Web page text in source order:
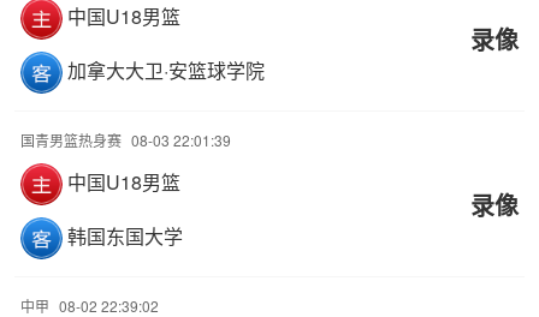
中国U18男篮
加拿大大卫·安篮球学院
录像
国青男篮热身赛 08-03 22:01:39
中国U18男篮
韩国东国大学
录像
中甲 08-02 22:39:02